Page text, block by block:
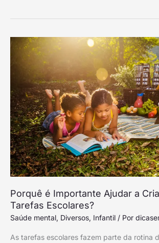
Porquê é Importante Ajudar a
Tarefas Escolares?
Saúde mental, Diversos, Infantil / Por
As tarefas escolares fazem parte da rotina
Porquê
Importante
Criança
em
Tarefas
Escolares?